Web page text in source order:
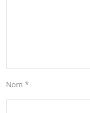
Nom *